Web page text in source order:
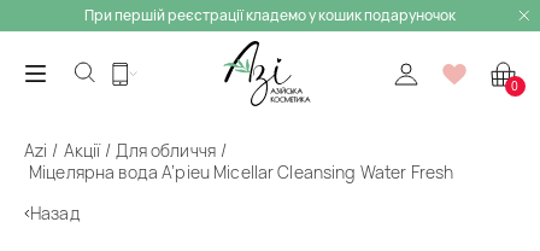
При першій реєстрації кладемо у кошик подаруночок
0
Azi Акції
Для обличчя
Міцелярна вода A’pieu Micellar Cleansing Water Fresh
Назад